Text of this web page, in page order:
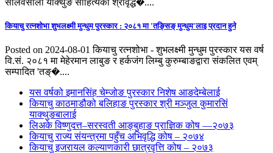
कियाचु रत्नशाेभा शुभलक्ष्मी मुन्धुम पुरस्कार : २०८१ मा 'तङ्सिङ् मुन्धुम'लाइ प्रदान हुने
Posted on 2024-08-01 कियाचु रत्नशोभा - शुभलक्ष्मी मुन्धुम पुरस्कार यस वर्ष
वि.सं. २०८१ मा मेहेरमान लाबुङ र हर्कजंग लिम्बु कुरुम्बाङद्वारा संकलित एवम्
सम्पादित 'तङ्�....
यस वर्षको इमानसिंह चेम्जोङ पुरस्कार निशेष आङदेम्बेलाई
कियाचु काठमाडौको बलिहाङ पुरस्कार श्री मञ्जुल कुमारसिं
याक्थुङबालाई
लिअके विष्णुदत्त–सरस्वती आङ्बुहाङ प्राज्ञिक कोष —२०७३
कियाचु राज्य संयन्त्रमा पहुँच अभिवृद्धि कोष – २०७४
कियाचु इजरायल कल्याणकारी छात्रवृत्ति कोष – २०७३